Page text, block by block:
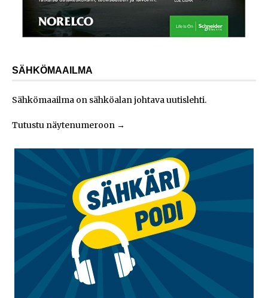
SÄHKÖMAAILMA
Sähkömaailma on sähköalan johtava uutislehti.
Tutustu näytenumeroon →